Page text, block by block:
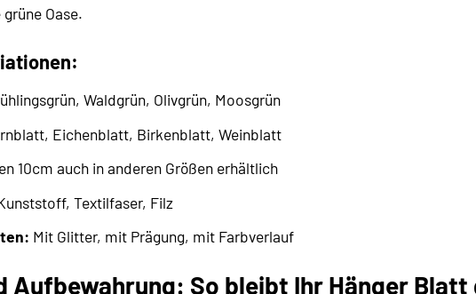
Oase.
Waldgrün, Olivgrün, Moosgrün
Eichenblatt, Birkenblatt, Weinblatt
10cm auch in anderen Größen erhältlich
Textilfaser, Filz
Mit Glitter, mit Prägung, mit Farbverlauf
Aufbewahrung: So bleibt Ihr Hänger Blatt